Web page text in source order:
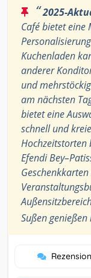
“2025-
Café bietet eine
Kuchenladen
anderer
und
am nächsten
bietet eine
schnell und
Hochzeitstorten
Efendi
Sußen genießen